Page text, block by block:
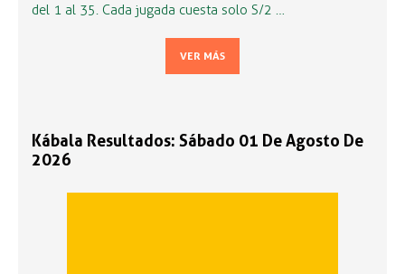
del 1 al 35. Cada jugada cuesta solo S/2 …
VER MÁS
Kábala Resultados: Sábado 01 De Agosto De
2026